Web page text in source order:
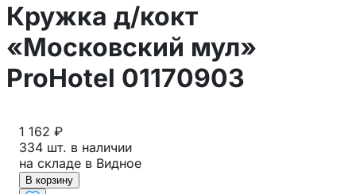
Кружка д/кокт
«Московский мул»
ProHotel 01170903
1 162 ₽
334 шт. в наличии
на складе в Видное
В корзину